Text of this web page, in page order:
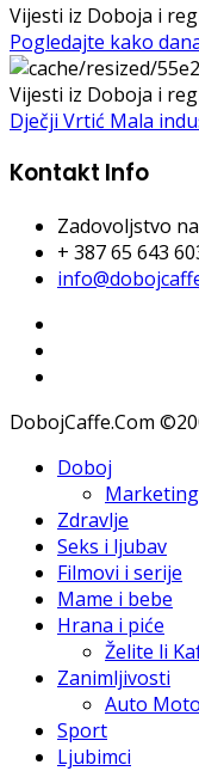
Vijesti iz Doboja i
Pogledajte kako
Vijesti iz Doboja i
Dječji Vrtić Mala
Kontakt Info
Zadovoljstvo
+ 387 65 643
DobojCaffe.Com
Doboj
Marketing
Zdravlje
Seks i ljubav
Filmovi i serije
Mame i bebe
Hrana i piće
Želite li
Zanimljivosti
Auto Moto
Sport
Ljubimci